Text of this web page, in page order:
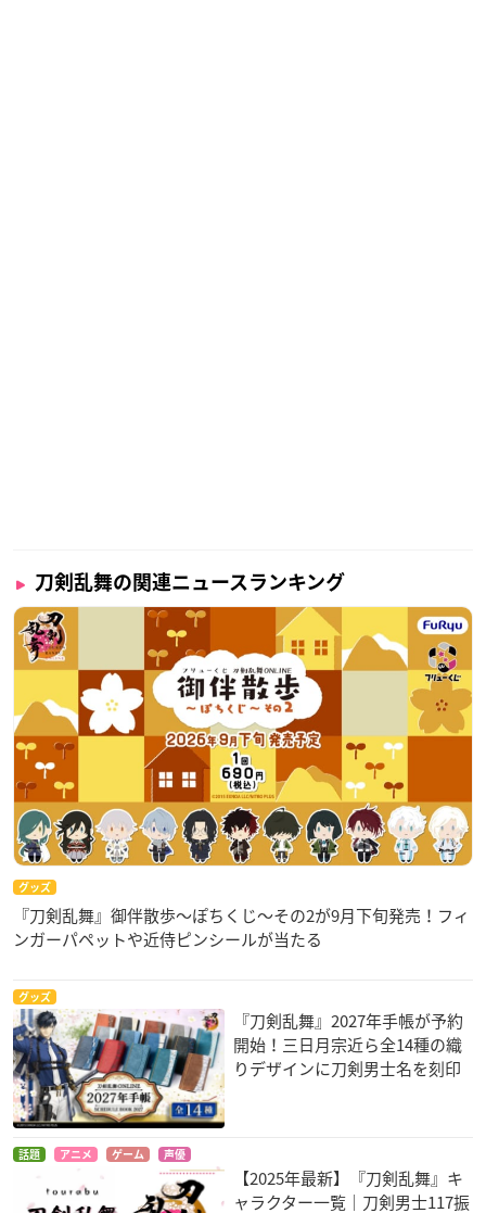
刀剣乱舞の関連ニュースランキング
グッズ
『刀剣乱舞』御伴散歩～ぽちくじ～その2が9月下旬発売！フィ
ンガーパペットや近侍ピンシールが当たる
グッズ
『刀剣乱舞』2027年手帳が予約
開始！三日月宗近ら全14種の織
りデザインに刀剣男士名を刻印
話題 アニメ ゲーム 声優
【2025年最新】『刀剣乱舞』キ
ャラクター一覧｜刀剣男士117振